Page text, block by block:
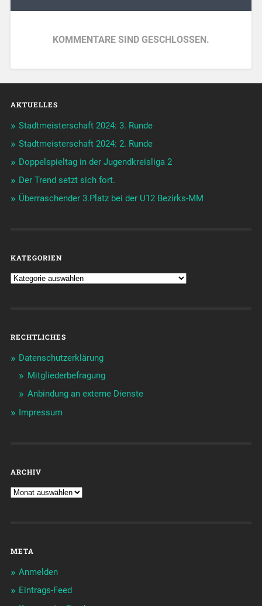
KOMMENTARE SIND GESCHLOSSEN.
AKTUELLES
Stadtmeisterschaft 2024: 3. Runde
Stadtmeisterschaft 2024: 2. Runde
Doppelspieltag in der Jugendkreisliga 2
Der Trend setzt sich fort.
Überraschender 3.Platz bei der U12 Bezirks-MM
KATEGORIEN
RECHTLICHES
Datenschutzerklärung
Mitgliederbefragung
Anbindung an externe Dienste
Impressum
ARCHIV
META
Anmelden
Eintrags-Feed